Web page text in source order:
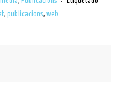
, publicacions, web